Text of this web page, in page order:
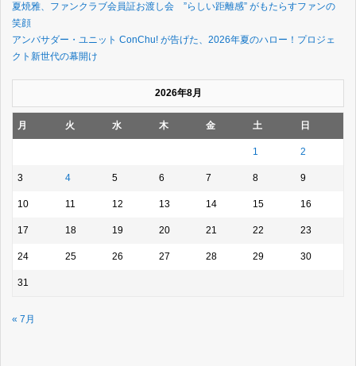
夏焼雅、ファンクラブ会員証お渡し会 ”らしい距離感” がもたらすファンの
笑顔
アンバサダー・ユニット ConChu! が告げた、2026年夏のハロー！プロジェ
クト新世代の幕開け
2026年8月
月 火 水 木 金 土 日
1 2
3 4 5 6 7 8 9
10 11 12 13 14 15 16
17 18 19 20 21 22 23
24 25 26 27 28 29 30
31
« 7月